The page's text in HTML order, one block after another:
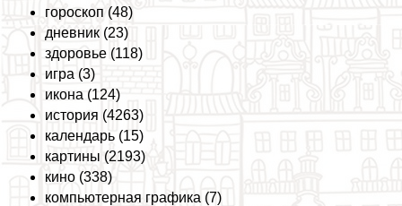
гороскоп (48)
дневник (23)
здоровье (118)
игра (3)
икона (124)
история (4263)
календарь (15)
картины (2193)
кино (338)
компьютерная графика (7)